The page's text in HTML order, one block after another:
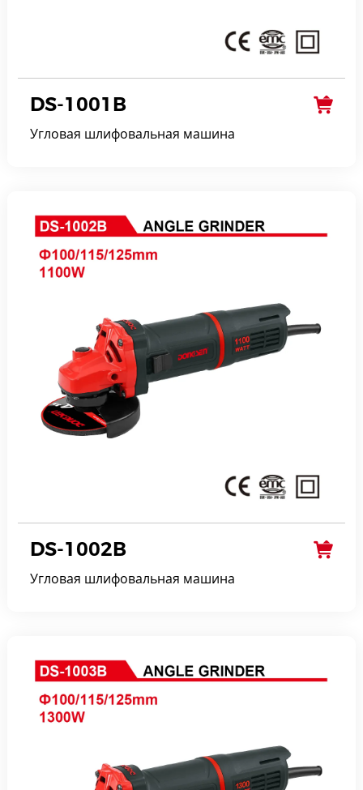
DS-1001B
Угловая шлифовальная машина
DS-1002B
Угловая шлифовальная машина